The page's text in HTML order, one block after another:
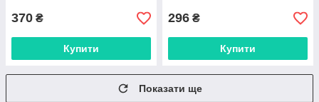
370 ₴
Купити
296 ₴
Купити
Показати ще